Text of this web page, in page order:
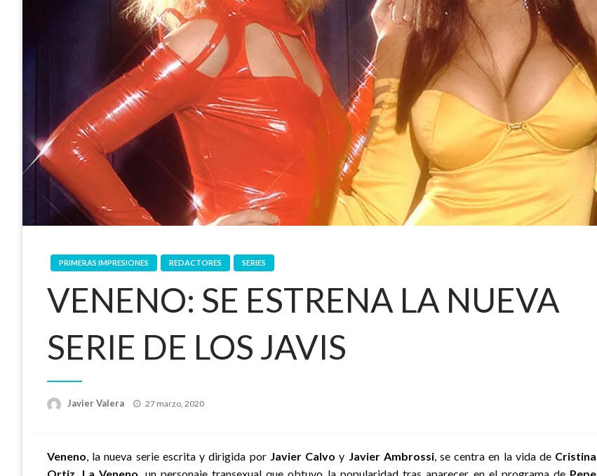
PRIMERAS IMPRESIONES REDACTORES SERIES
VENENO: SE ESTRENA LA NUEVA
SERIE DE LOS JAVIS
Javier Valera
Publicado
27 marzo, 2020
Veneno, la nueva serie escrita y dirigida por Javier Calvo y Javier Ambrossi, se centra en la vida de Cristina